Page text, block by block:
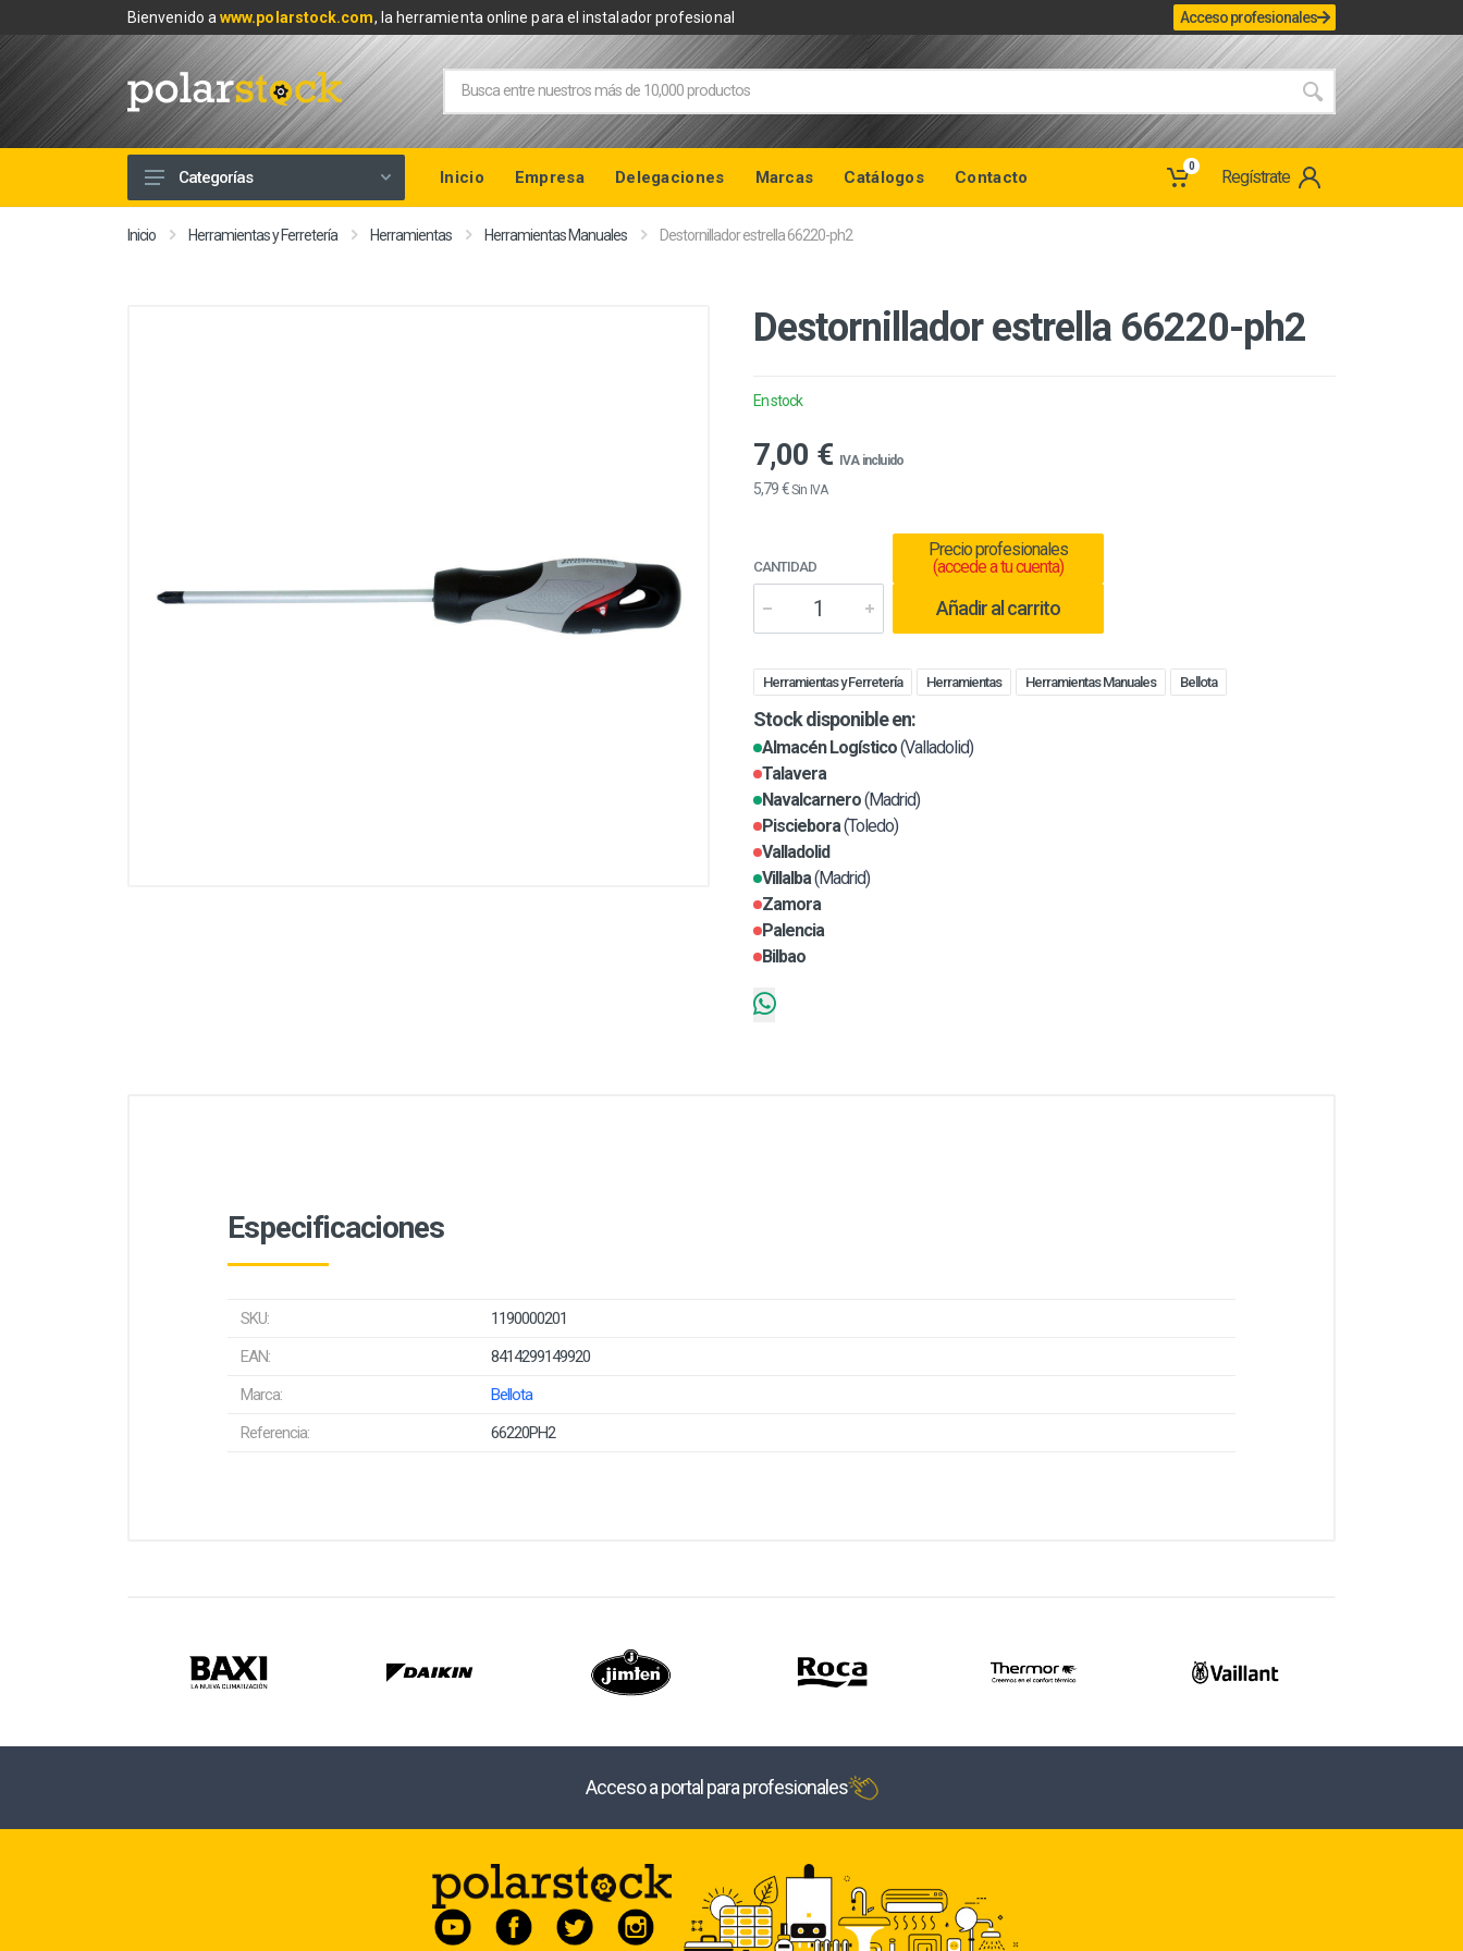
Bienvenido awww.polarstock.com, la herramienta online para el instalador profesional Acceso profesionales
Calefacción
Categorías Inicio Empresa Delegaciones Marcas Catálogos Contacto
0
Regístrate
Inicio Herramientas y Ferretería Herramientas Herramientas Manuales Destornillador estrella 66220-ph2
Destornillador estrella 66220-ph2
En stock
7,00 € IVA incluido
5,79 €Sin IVA
CANTIDAD
Precio profesionales
(accede a tu cuenta)
Añadir al carrito
Herramientas y Ferretería Herramientas Herramientas Manuales Bellota
Stock disponible en:
Almacén Logístico(Valladolid)
Talavera
Navalcarnero(Madrid)
Pisciebora(Toledo)
Valladolid
Villalba(Madrid)
Zamora
Palencia
Bilbao
Especificaciones
SKU:
1190000201
EAN:
8414299149920
Marca:
Bellota
Referencia:
66220PH2
Acceso a portal para profesionales